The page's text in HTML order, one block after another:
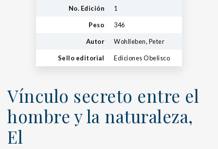
No. Edición 1
Peso 346
Autor Wohlleben, Peter
Sello editorial Ediciones Obelisco
Vínculo secreto entre el
hombre y la naturaleza,
El